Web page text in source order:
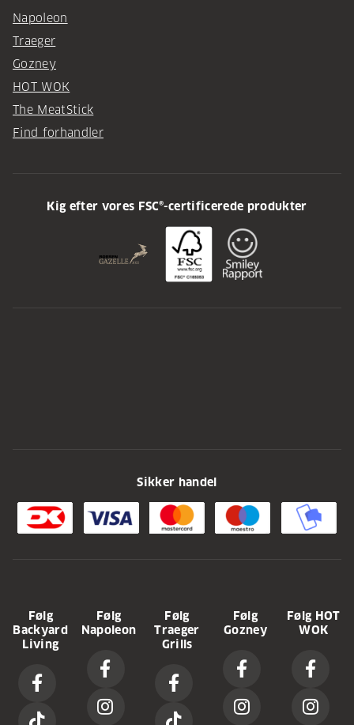
Napoleon
Traeger
Gozney
HOT WOK
The MeatStick
Find forhandler
Kig efter vores FSC®-certificerede produkter
Sikker handel
Følg
Backyard
Living
Følg
Napoleon
Følg
Traeger
Grills
Følg
Gozney
Følg HOT
WOK